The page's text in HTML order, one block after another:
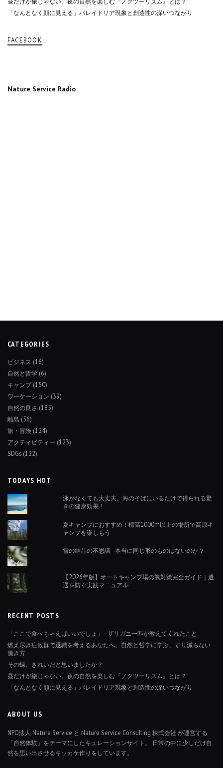
「なんとなく顔に見える」パレイドリア現象と創造性の深いつながり
FACEBOOK
Nature Service Radio
CATEGORIES
ビジネス (16)
自然と哲学 (6)
キャンプ(150)
ワーケーション (39)
自然の良さ (185)
離島 (56)
旅・冒険 (124)
アクティビティー (123)
SDGs (122)
TODAYS HOT
泳がなくても大丈夫。海のそばにいるだけで得られる驚
きの健康効果！
夏キャンプにおすすめ！標高1000m以上の場所で高原キ
ャンプを楽しもう
雪の結晶の不思議─本当に同じ形のものはないのか？
【2026年版】オートキャンプ場の熊対策完全ガイド｜遭
遇を防ぐ実践マニュアル
RECENT POSTS
「ここで食べちゃえばいいでしょ」—ザリガニ一匹が教えてくれたこと
燃え尽き症候群で退職を考えるあなたへ。自然と哲学に学ぶ、すり減らない
働き方
その蝶、きれいだと思いましたか？
昼だけが旅じゃない。夜の自然を楽しむ『ノクツーリズム』とは？
「なんとなく顔に見える」パレイドリア現象と創造性の深いつながり
ABOUT US
NPO法人 Nature Service と Nature Service Consulting 株式会社 が運営する
「自然体験」をテーマにしたキュレーションサイト。 日常の中に少しだけ自
然を思い出させるキッカケ作りをしています。